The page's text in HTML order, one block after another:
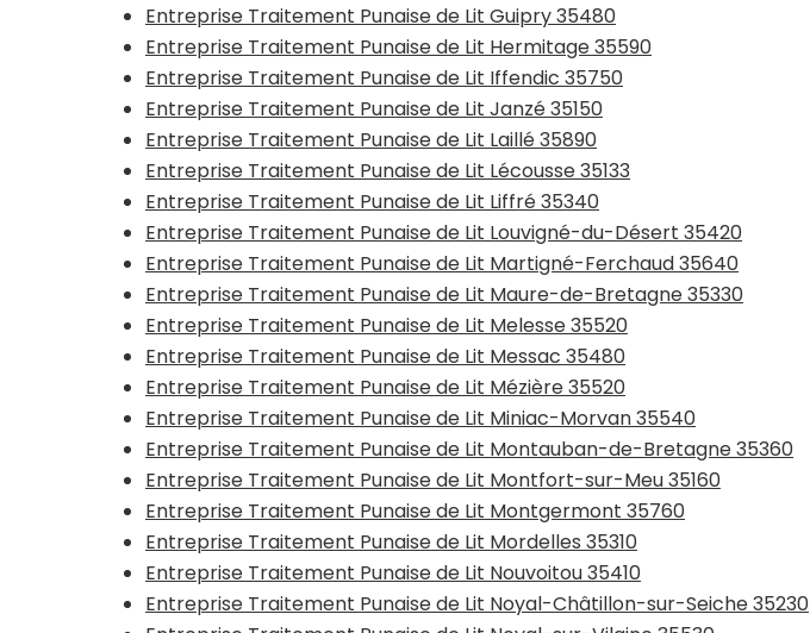
Entreprise Traitement Punaise de Lit Guipry 35480
Entreprise Traitement Punaise de Lit Hermitage 35590
Entreprise Traitement Punaise de Lit Iffendic 35750
Entreprise Traitement Punaise de Lit Janzé 35150
Entreprise Traitement Punaise de Lit Laillé 35890
Entreprise Traitement Punaise de Lit Lécousse 35133
Entreprise Traitement Punaise de Lit Liffré 35340
Entreprise Traitement Punaise de Lit Louvigné-du-Désert 35420
Entreprise Traitement Punaise de Lit Martigné-Ferchaud 35640
Entreprise Traitement Punaise de Lit Maure-de-Bretagne 35330
Entreprise Traitement Punaise de Lit Melesse 35520
Entreprise Traitement Punaise de Lit Messac 35480
Entreprise Traitement Punaise de Lit Mézière 35520
Entreprise Traitement Punaise de Lit Miniac-Morvan 35540
Entreprise Traitement Punaise de Lit Montauban-de-Bretagne 35360
Entreprise Traitement Punaise de Lit Montfort-sur-Meu 35160
Entreprise Traitement Punaise de Lit Montgermont 35760
Entreprise Traitement Punaise de Lit Mordelles 35310
Entreprise Traitement Punaise de Lit Nouvoitou 35410
Entreprise Traitement Punaise de Lit Noyal-Châtillon-sur-Seiche 35230